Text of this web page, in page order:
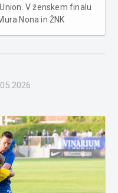
V ženskem finalu
Nona in ŽNK